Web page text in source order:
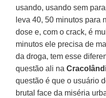
usando, usando sem
leva 40, 50 minutos para
dose e, com o crack, é
minutos ele precisa de
da droga, tem esse
questão ali na
questão é que o usuário
brutal face da miséria